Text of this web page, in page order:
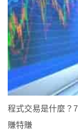
程式交易是什麼？
賺特賺